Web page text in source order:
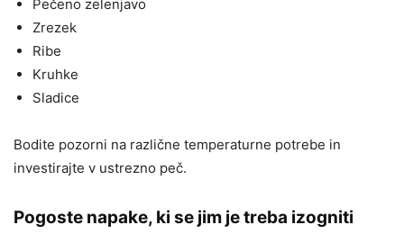
Pečeno zelenjavo
Zrezek
Ribe
Kruhke
Sladice
Bodite pozorni na različne temperaturne potrebe in
investirajte v ustrezno peč.
Pogoste napake, ki se jim je treba izogniti